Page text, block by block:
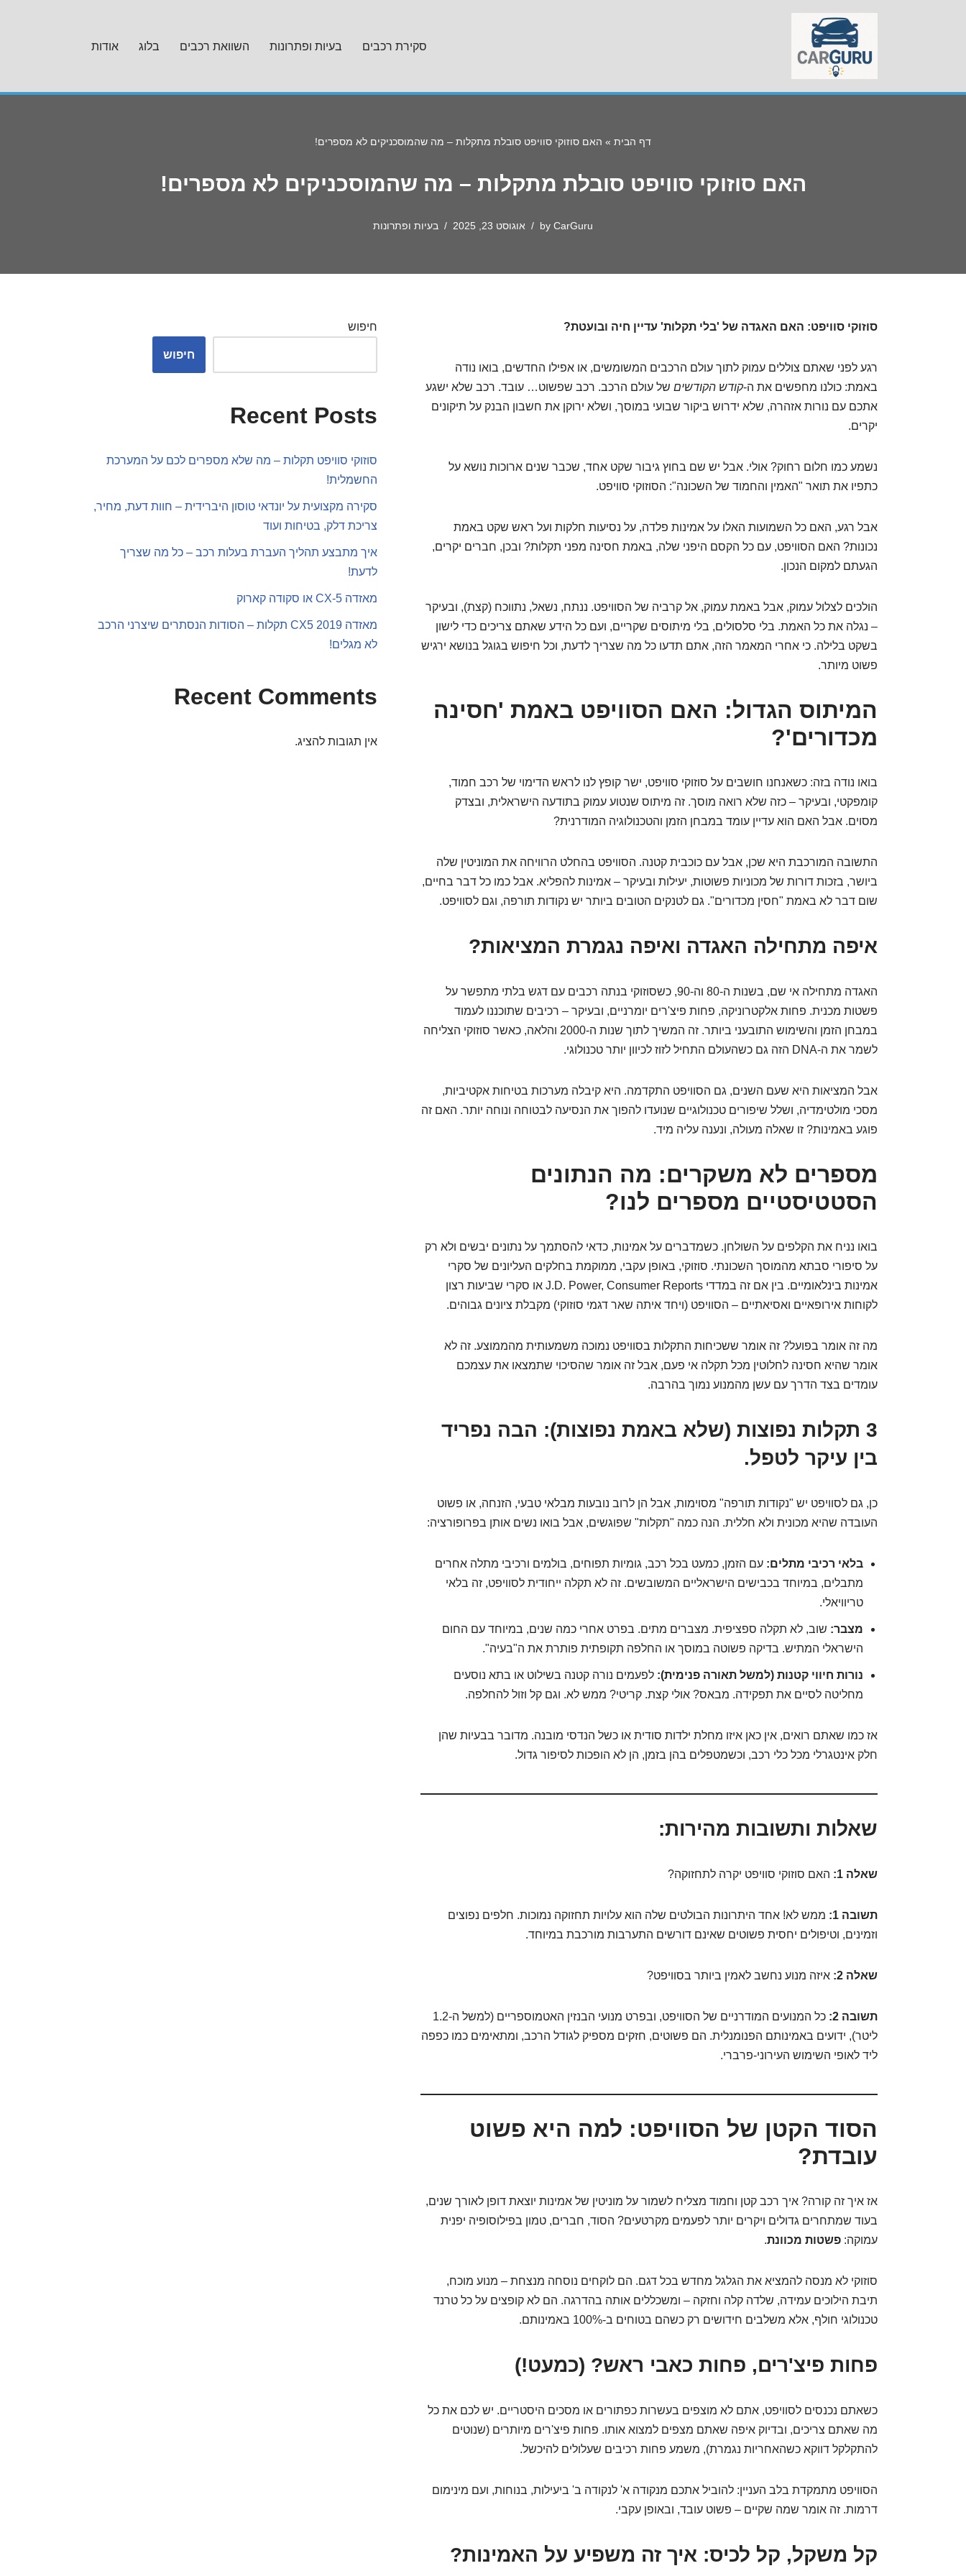
סקירת רכבים בעיות ופתרונות השוואת רכבים בלוג אודות
דף הבית » האם סוזוקי סוויפט סובלת מתקלות – מה שהמוסכניקים לא מספרים!
האם סוזוקי סוויפט סובלת מתקלות – מה שהמוסכניקים לא מספרים!
by CarGuru אוגוסט 23, 2025 בעיות ופתרונות
סוזוקי סוויפט: האם האגדה של 'בלי תקלות' עדיין חיה ובועטת?
רגע לפני שאתם צוללים עמוק לתוך עולם הרכבים המשומשים, או אפילו החדשים, בואו נודה
באמת: כולנו מחפשים את ה-קודש הקודשים של עולם הרכב. רכב שפשוט… עובד. רכב שלא ישגע
אתכם עם נורות אזהרה, שלא ידרוש ביקור שבועי במוסך, ושלא ירוקן את חשבון הבנק על תיקונים
יקרים.
נשמע כמו חלום רחוק? אולי. אבל יש שם בחוץ גיבור שקט אחד, שכבר שנים ארוכות נושא על
כתפיו את תואר "האמין והחמוד של השכונה": הסוזוקי סוויפט.
אבל רגע, האם כל השמועות האלו על אמינות פלדה, על נסיעות חלקות ועל ראש שקט באמת
נכונות? האם הסוויפט, עם כל הקסם היפני שלה, באמת חסינה מפני תקלות? ובכן, חברים יקרים,
הגעתם למקום הנכון.
הולכים לצלול עמוק, אבל באמת עמוק, אל קרביה של הסוויפט. ננתח, נשאל, נתווכח (קצת), ובעיקר
– נגלה את כל האמת. בלי סלסולים, בלי מיתוסים שקריים, ועם כל הידע שאתם צריכים כדי לישון
בשקט בלילה. כי אחרי המאמר הזה, אתם תדעו כל מה שצריך לדעת, וכל חיפוש בגוגל בנושא ירגיש
פשוט מיותר.
המיתוס הגדול: האם הסוויפט באמת 'חסינה
מכדורים'?
בואו נודה בזה: כשאנחנו חושבים על סוזוקי סוויפט, ישר קופץ לנו לראש הדימוי של רכב חמוד,
קומפקטי, ובעיקר – כזה שלא רואה מוסך. זה מיתוס שנטוע עמוק בתודעה הישראלית, ובצדק
מסוים. אבל האם הוא עדיין עומד במבחן הזמן והטכנולוגיה המודרנית?
התשובה המורכבת היא שכן, אבל עם כוכבית קטנה. הסוויפט בהחלט הרוויחה את המוניטין שלה
ביושר, בזכות דורות של מכוניות פשוטות, יעילות ובעיקר – אמינות להפליא. אבל כמו כל דבר בחיים,
שום דבר לא באמת "חסין מכדורים". גם לטנקים הטובים ביותר יש נקודות תורפה, וגם לסוויפט.
איפה מתחילה האגדה ואיפה נגמרת המציאות?
האגדה מתחילה אי שם, בשנות ה-80 וה-90, כשסוזוקי בנתה רכבים עם דגש בלתי מתפשר על
פשטות מכנית. פחות אלקטרוניקה, פחות פיצ'רים יומרניים, ובעיקר – רכיבים שתוכננו לעמוד
במבחן הזמן והשימוש התובעני ביותר. זה המשיך לתוך שנות ה-2000 והלאה, כאשר סוזוקי הצליחה
לשמר את ה-DNA הזה גם כשהעולם התחיל לזוז לכיוון יותר טכנולוגי.
אבל המציאות היא שעם השנים, גם הסוויפט התקדמה. היא קיבלה מערכות בטיחות אקטיביות,
מסכי מולטימדיה, ושלל שיפורים טכנולוגיים שנועדו להפוך את הנסיעה לבטוחה ונוחה יותר. האם זה
פוגע באמינות? זו שאלה מעולה, ונענה עליה מיד.
מספרים לא משקרים: מה הנתונים
הסטטיסטיים מספרים לנו?
בואו נניח את הקלפים על השולחן. כשמדברים על אמינות, כדאי להסתמך על נתונים יבשים ולא רק
על סיפורי סבתא מהמוסך השכונתי. סוזוקי, באופן עקבי, ממוקמת בחלקים העליונים של סקרי
אמינות בינלאומיים. בין אם זה במדדי J.D. Power, Consumer Reports או סקרי שביעות רצון
לקוחות אירופאיים ואסיאתיים – הסוויפט (ויחד איתה שאר דגמי סוזוקי) מקבלת ציונים גבוהים.
מה זה אומר בפועל? זה אומר ששכיחות התקלות בסוויפט נמוכה משמעותית מהממוצע. זה לא
אומר שהיא חסינה לחלוטין מכל תקלה אי פעם, אבל זה אומר שהסיכוי שתמצאו את עצמכם
עומדים בצד הדרך עם עשן מהמנוע נמוך בהרבה.
3 תקלות נפוצות (שלא באמת נפוצות): הבה נפריד
בין עיקר לטפל.
כן, גם לסוויפט יש "נקודות תורפה" מסוימות, אבל הן לרוב נובעות מבלאי טבעי, הזנחה, או פשוט
העובדה שהיא מכונית ולא חללית. הנה כמה "תקלות" שפוגשים, אבל בואו נשים אותן בפרופורציה:
בלאי רכיבי מתלים: עם הזמן, כמעט בכל רכב, גומיות תפוחים, בולמים ורכיבי מתלה אחרים
מתבלים, במיוחד בכבישים הישראליים המשובשים. זה לא תקלה ייחודית לסוויפט, זה בלאי
טריוויאלי.
מצבר: שוב, לא תקלה ספציפית. מצברים מתים. בפרט אחרי כמה שנים, במיוחד עם החום
הישראלי המתיש. בדיקה פשוטה במוסך או החלפה תקופתית פותרת את ה"בעיה".
נורות חיווי קטנות (למשל תאורה פנימית): לפעמים נורה קטנה בשילוט או בתא נוסעים
מחליטה לסיים את תפקידה. מבאס? אולי קצת. קריטי? ממש לא. וגם קל וזול להחלפה.
אז כמו שאתם רואים, אין כאן איזו מחלת ילדות סודית או כשל הנדסי מובנה. מדובר בבעיות שהן
חלק אינטגרלי מכל כלי רכב, וכשמטפלים בהן בזמן, הן לא הופכות לסיפור גדול.
שאלות ותשובות מהירות:
שאלה 1: האם סוזוקי סוויפט יקרה לתחזוקה?
תשובה 1:
ממש לא! אחד היתרונות הבולטים שלה הוא עלויות תחזוקה נמוכות. חלפים נפוצים
וזמינים, וטיפולים יחסית פשוטים שאינם דורשים התערבות מורכבת במיוחד.
שאלה 2: איזה מנוע נחשב לאמין ביותר בסוויפט?
תשובה 2:
כל המנועים המודרניים של הסוויפט, ובפרט מנועי הבנזין האטמוספריים (למשל ה-1.2
ליטר), ידועים באמינותם הפנומנלית. הם פשוטים, חזקים מספיק לגודל הרכב, ומתאימים כמו כפפה
ליד לאופי השימוש העירוני-פרברי.
הסוד הקטן של הסוויפט: למה היא פשוט
עובדת?
אז איך זה קורה? איך רכב קטן וחמוד מצליח לשמור על מוניטין של אמינות יוצאת דופן לאורך שנים,
בעוד שמתחרים גדולים ויקרים יותר לפעמים מקרטעים? הסוד, חברים, טמון בפילוסופיה יפנית
עמוקה: פשטות מכוונת.
סוזוקי לא מנסה להמציא את הגלגל מחדש בכל דגם. הם לוקחים נוסחה מנצחת – מנוע מוכח,
תיבת הילוכים עמידה, שלדה קלה וחזקה – ומשכללים אותה בהדרגה. הם לא קופצים על כל טרנד
טכנולוגי חולף, אלא משלבים חידושים רק כשהם בטוחים ב-100% באמינותם.
פחות פיצ'רים, פחות כאבי ראש? (כמעט!)
כשאתם נכנסים לסוויפט, אתם לא מוצפים בעשרות כפתורים או מסכים היסטריים. יש לכם את כל
מה שאתם צריכים, ובדיוק איפה שאתם מצפים למצוא אותו. פחות פיצ'רים מיותרים (שנוטים
להתקלקל דווקא כשהאחריות נגמרת), משמע פחות רכיבים שעלולים להיכשל.
הסוויפט מתמקדת בלב העניין: להוביל אתכם מנקודה א' לנקודה ב' ביעילות, בנוחות, ועם מינימום
דרמות. זה אומר שמה שקיים – פשוט עובד, ובאופן עקבי.
קל משקל, קל לכיס: איך זה משפיע על האמינות?
חיפוש
חיפוש
Recent Posts
סוזוקי סוויפט תקלות – מה שלא מספרים לכם על המערכת
החשמלית!
סקירה מקצועית על יונדאי טוסון היברידית – חוות דעת, מחיר,
צריכת דלק, בטיחות ועוד
איך מתבצע תהליך העברת בעלות רכב – כל מה שצריך
לדעת!
מאזדה CX-5 או סקודה קארוק
מאזדה CX5 2019 תקלות – הסודות הנסתרים שיצרני הרכב
לא מגלים!
Recent Comments
אין תגובות להציג.